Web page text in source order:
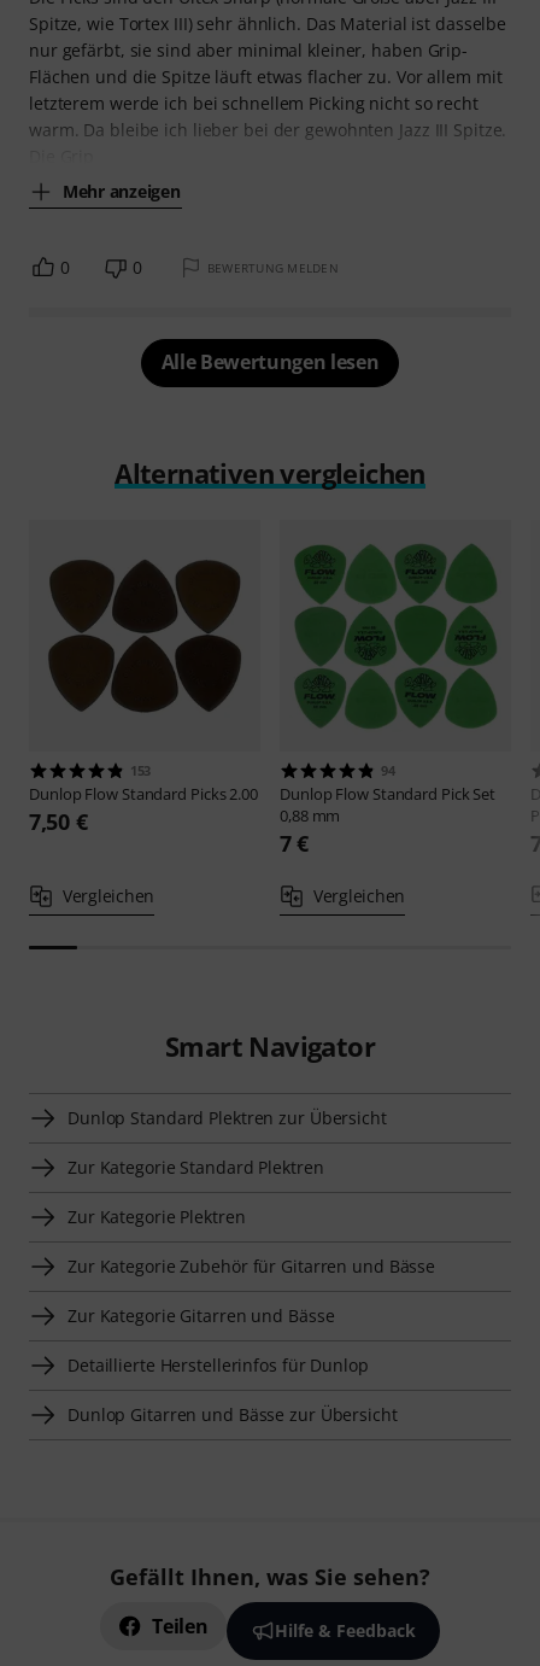
Spitze, wie Tortex III) sehr ähnlich. Das Material ist dasselbe
nur gefärbt, sie sind aber minimal kleiner, haben Grip-
Flächen und die Spitze läuft etwas flacher zu. Vor allem mit
letzterem werde ich bei schnellem Picking nicht so recht
warm. Da bleibe ich lieber bei der gewohnten Jazz III Spitze.
Mehr anzeigen
0 0 BEWERTUNG MELDEN
Alle Bewertungen lesen
Alternativen vergleichen
153
Dunlop Flow Standard Picks 2.00
7,50 €
Vergleichen
94
Dunlop Flow Standard Pick Set
0,88 mm
7 €
Vergleichen
Smart Navigator
Dunlop Standard Plektren zur Übersicht
Zur Kategorie Standard Plektren
Zur Kategorie Plektren
Zur Kategorie Zubehör für Gitarren und Bässe
Zur Kategorie Gitarren und Bässe
Detaillierte Herstellerinfos für Dunlop
Dunlop Gitarren und Bässe zur Übersicht
Gefällt Ihnen, was Sie sehen?
Teilen Hilfe & Feedback